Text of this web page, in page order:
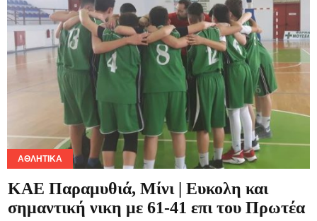
ΑΘΛΗΤΙΚΆ
ΚΑΕ Παραμυθιά, Μίνι | Ευκολη και
σημαντική νικη με 61-41 επι του Πρωτέα